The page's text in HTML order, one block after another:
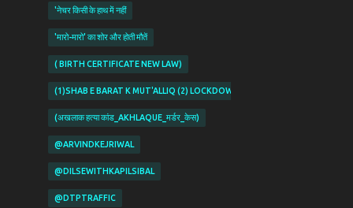
'नेचर किसी के हाथ में नहीं
'मारो-मारो' का शोर और होती मौतें
( BIRTH CERTIFICATE NEW LAW)
(1)SHAB E BARAT K MUT'ALLIQ (2) LOCKDOWN KI PABANDIYON K
(अखलाक हत्या कांड_AKHLAQUE_मर्डर_केस)
@ARVINDKEJRIWAL
@DILSEWITHKAPILSIBAL
@DTPTRAFFIC